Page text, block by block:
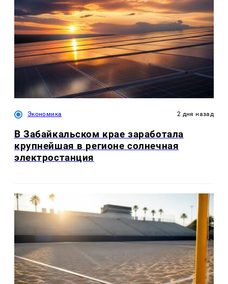
Экономика 2 дня назад
В Забайкальском крае заработала
крупнейшая в регионе солнечная
электростанция